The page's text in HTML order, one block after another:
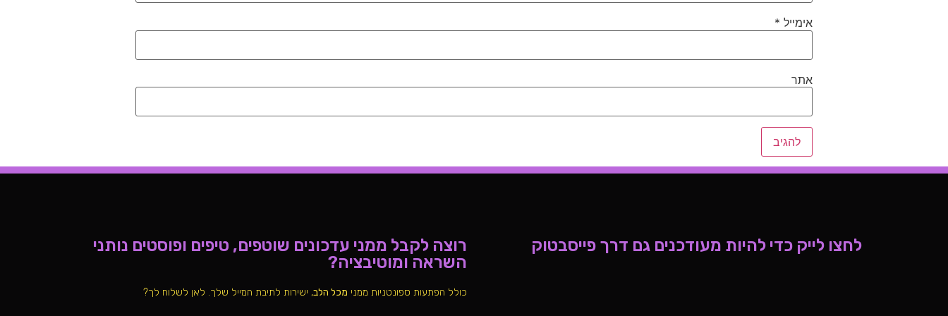
אימייל *
אתר
לחצו לייק כדי להיות מעודכנים גם דרך פייסבטוק
רוצה לקבל ממני עדכונים שוטפים, טיפים ופוסטים נותני
השראה ומוטיבציה?
כולל הפתעות ספונטניות ממני מכל הלב, ישירות לתיבת המייל שלך. לאן לשלוח לך?